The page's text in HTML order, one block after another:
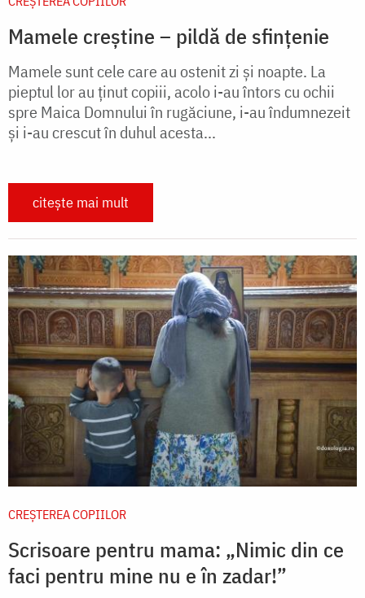
Mamele creștine – pildă de sfințenie
Mamele sunt cele care au ostenit zi şi noapte. La
pieptul lor au ţinut copiii, acolo i-au întors cu ochii
spre Maica Domnului în rugăciune, i-au îndumnezeit
şi i-au crescut în duhul acesta...
citește mai mult
CREŞTEREA COPIILOR
Scrisoare pentru mama: „Nimic din ce
faci pentru mine nu e în zadar!”